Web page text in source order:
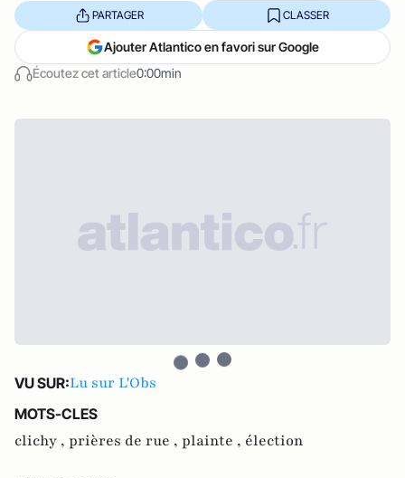
Écoutez cet article0:00min
PARTAGER CLASSER
Ajouter Atlantico en favori sur Google
VU SUR:Lu sur L'Obs
MOTS-CLES
clichy , prières de rue , plainte , élection